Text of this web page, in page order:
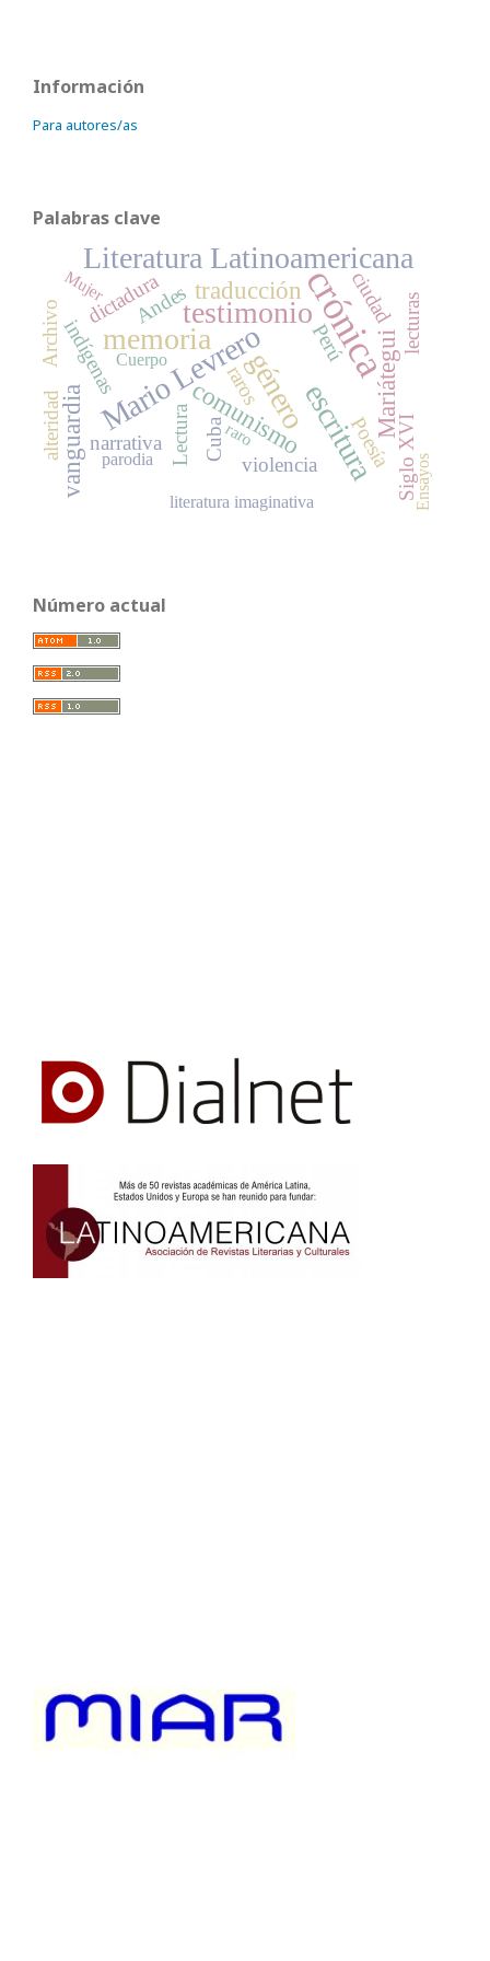
Información
Para autores/as
Palabras clave
crónica
género
Mario Levrero escritura
testimonio
memoria
Literatura Latinoamericana
comunismo Mariátegui
traducción
vanguardia
Andes
Siglo XVI
Poesía
violencia
Lectura
dictadura
raros
narrativa
indígenas lecturas
Archivo
Cuba
Perú
ciudad
alteridad
literatura imaginativa
Cuerpo
Mujer
Ensayos
parodia
raro
Número actual